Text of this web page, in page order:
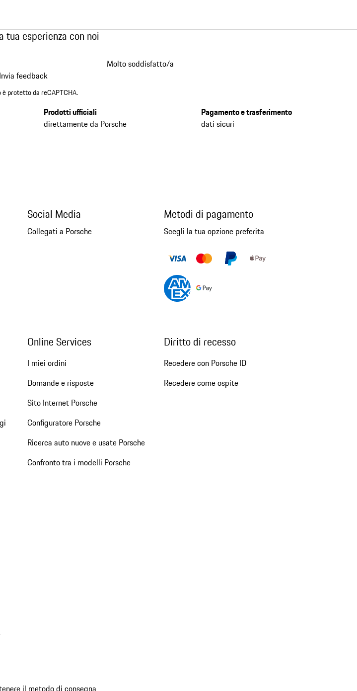
tua esperienza con noi
Molto soddisfatto/a
Invia feedback
è protetto da reCAPTCHA.
Prodotti ufficiali
direttamente da Porsche
Pagamento e trasferimento
dati sicuri
Social Media
Collegati a Porsche
Metodi di pagamento
Scegli la tua opzione preferita
Online Services
I miei ordini
Domande e risposte
Sito Internet Porsche
Configuratore Porsche
Ricerca auto nuove e usate Porsche
Confronto tra i modelli Porsche
Diritto di recesso
Recedere con Porsche ID
Recedere come ospite